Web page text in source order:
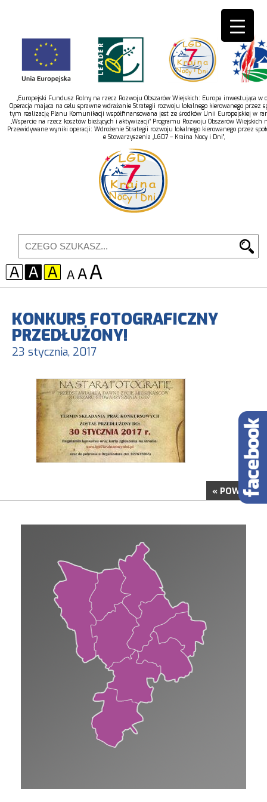
„Europejski Fundusz Rolny na rzecz Rozwoju Obszarów Wiejskich: Europa inwestująca w
Operacja mająca na celu sprawne wdrażanie Strategii rozwoju lokalnego kierowanego przez
tym realizację Planu Komunikacji współfinansowana jest ze środków Unii Europejskiej w
„Wsparcie na rzecz kosztów bieżących i aktywizacji” Programu Rozwoju Obszarów Wiejskich
Przewidywane wyniki operacji: Wdrożenie Strategii rozwoju lokalnego kierowanego przez
e Stowarzyszenia „LGD7 – Kraina Nocy i Dni”,
KONKURS FOTOGRAFICZNY
PRZEDŁUŻONY!
23 stycznia, 2017
« POWRÓT